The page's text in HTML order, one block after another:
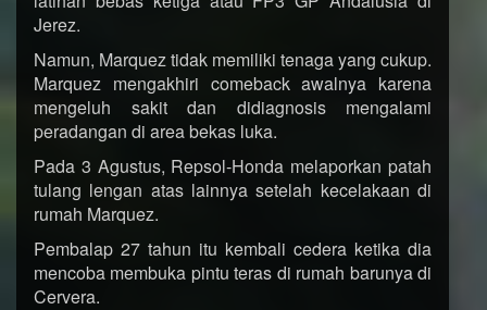
Jerez.
Namun, Marquez tidak memiliki tenaga yang cukup.
Marquez mengakhiri comeback awalnya karena
mengeluh sakit dan didiagnosis mengalami
peradangan di area bekas luka.
Pada 3 Agustus, Repsol-Honda melaporkan patah
tulang lengan atas lainnya setelah kecelakaan di
rumah Marquez.
Pembalap 27 tahun itu kembali cedera ketika dia
mencoba membuka pintu teras di rumah barunya di
Cervera.